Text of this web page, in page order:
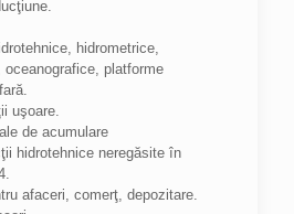
hidrometrice,
oceanografice, platforme
uşoare.
de acumulare
hidrotehnice neregăsite în
afaceri, comerţ, depozitare.